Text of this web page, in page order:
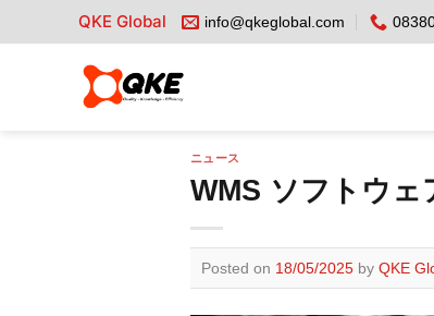
to
QKE Global info@qkeglobal.com
ニュース
WMS ソフトウ
Posted on 18/05/2025 by QKE